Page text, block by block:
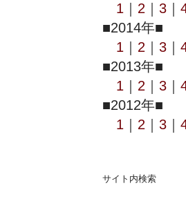
1
2 3
■2014年■
1
2 3
■2013年■
1
2 3
■2012年■
1
2 3
サイト内検索